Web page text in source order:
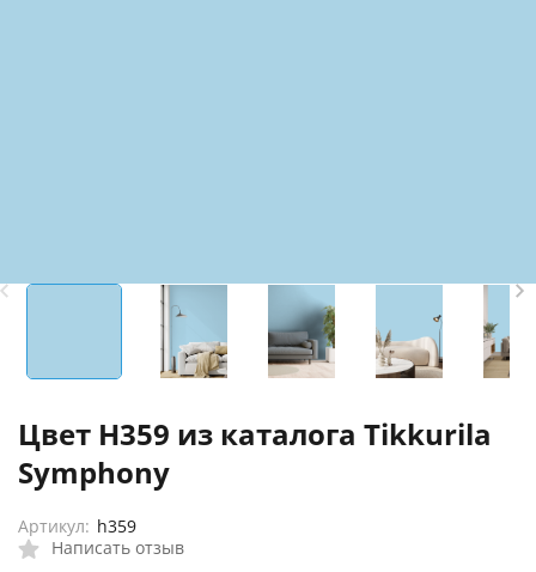
Цвет H359 из каталога Tikkurila
Symphony
Написать отзыв
Артикул: h359